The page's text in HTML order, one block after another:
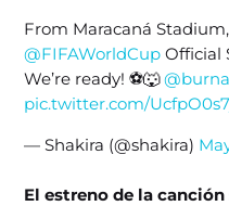
From Maracaná
@FIFAWorldCup Official
We’re ready! ⚽️🐺
pic.twitter.com/
— Shakira (@shakira)
El estreno de la canción